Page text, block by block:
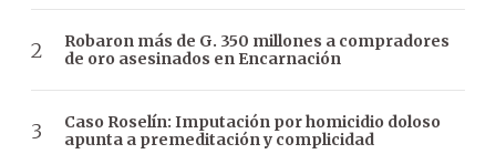
Robaron más de G. 350 millones a compradores
de oro asesinados en Encarnación
Caso Roselín: Imputación por homicidio doloso
apunta a premeditación y complicidad